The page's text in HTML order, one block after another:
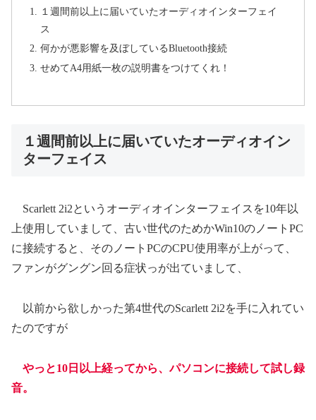
１週間前以上に届いていたオーディオインターフェイ
ス
何かが悪影響を及ぼしているBluetooth接続
せめてA4用紙一枚の説明書をつけてくれ！
１週間前以上に届いていたオーディオイン
ターフェイス
Scarlett 2i2というオーディオインターフェイスを10年以
上使用していまして、古い世代のためかWin10のノートPC
に接続すると、そのノートPCのCPU使用率が上がって、
ファンがグングン回る症状っが出ていまして、
以前から欲しかった第4世代のScarlett 2i2を手に入れてい
たのですが
やっと10日以上経ってから、パソコンに接続して試し録
音。